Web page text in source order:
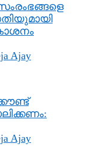
Ajay
Ajay